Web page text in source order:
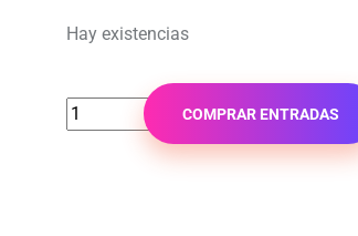
Hay existencias
COMPRAR ENTRADAS